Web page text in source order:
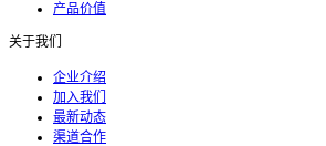
产品价值
关于我们
企业介绍
加入我们
最新动态
渠道合作